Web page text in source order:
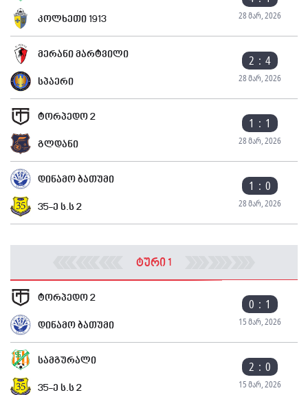
28 მარ, 2026
კოლხეთი 1913
მერანი მარტვილი 2 : 4
28 მარ, 2026
სპაერი
ტორპედო 2 1 : 1
28 მარ, 2026
გლდანი
დინამო ბათუმი 1 : 0
28 მარ, 2026
35-ე ს.ს 2
ტური 1
ტორპედო 2 0 : 1
15 მარ, 2026
დინამო ბათუმი
სამგურალი 2 : 0
15 მარ, 2026
35-ე ს.ს 2